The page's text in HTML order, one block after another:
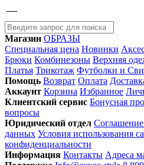
Магазин ОБРАЗЫ
Специальная цена Новинки
Брюки Комбинезоны Верхняя
Платья Трикотаж Футболки и
Помощь Возврат Оплата
Аккаунт Корзина Избранное
Клиентский сервис Бонусная
вопросы
Юридический отдел
данных Условия использования
конфиденциальности
Информация Контакты Адреса